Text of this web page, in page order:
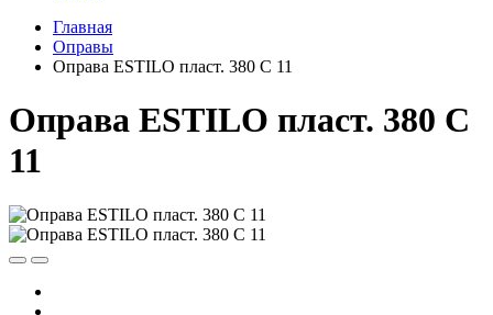
Главная
Оправы
Оправа ESTILO пласт. 380 C 11
Оправа ESTILO пласт. 380 C
11